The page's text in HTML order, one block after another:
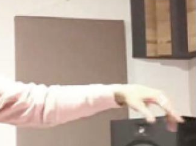
Suivant